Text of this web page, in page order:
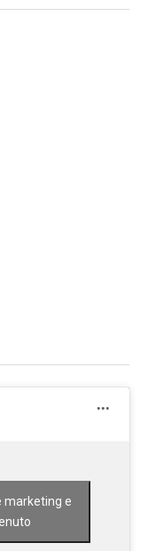
marketing e